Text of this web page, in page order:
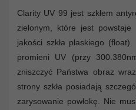
Clarity UV 99 jest szkłem
zielonym, które jest
jakości szkła płaskiego
promieni UV (przy
zniszczyć Państwa obraz
strony szkła posiadają
zarysowanie powłokę. Nie